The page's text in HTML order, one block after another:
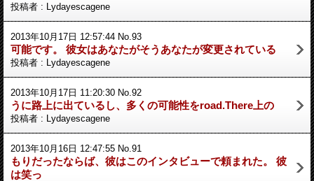
投稿者 : Lydayescagene
2013年10月17日 12:57:44 No.93
可能です。 彼女はあなたがそうあなたが変更されている
投稿者 : Lydayescagene
2013年10月17日 11:20:30 No.92
うに路上に出ているし、多くの可能性をroad.There上の
投稿者 : Lydayescagene
2013年10月16日 12:47:55 No.91
もりだったならば、彼はこのインタビューで頼まれた。 彼
は笑っ